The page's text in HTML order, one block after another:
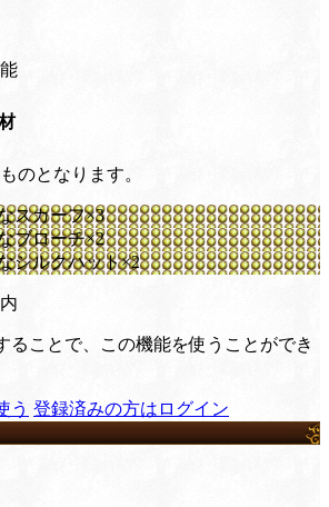
のとなります。
スカーフ×3
ブローチ×2
シルクハット×2
ることで、この機能を使うことができ
う 登録済みの方はログイン